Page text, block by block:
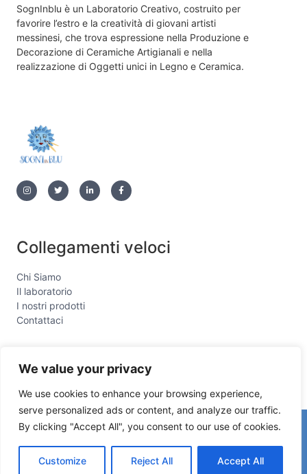
We value your privacy
We use cookies to enhance your browsing experience,
serve personalized ads or content, and analyze our traffic.
By clicking "Accept All", you consent to our use of cookies.
Customize Reject All Accept All
SognInblu è un Laboratorio Creativo, costruito per
favorire l’estro e la creatività di giovani artisti
messinesi, che trova espressione nella Produzione e
Decorazione di Ceramiche Artigianali e nella
realizzazione di Oggetti unici in Legno e Ceramica.
Collegamenti veloci
Chi Siamo
Il laboratorio
I nostri prodotti
Contattaci
Powered by sogniinblu